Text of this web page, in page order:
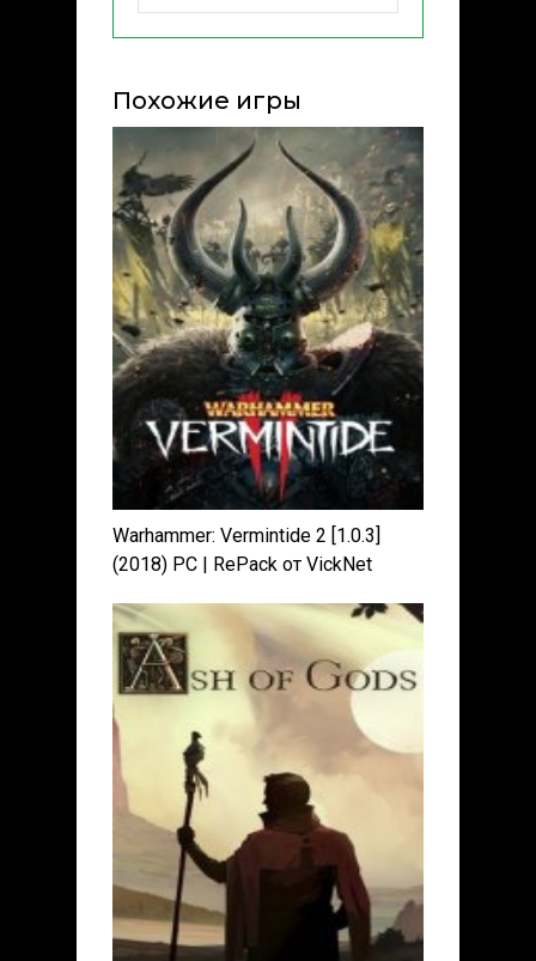
Похожие игры
Warhammer: Vermintide 2 [1.0.3]
(2018) PC | RePack от VickNet